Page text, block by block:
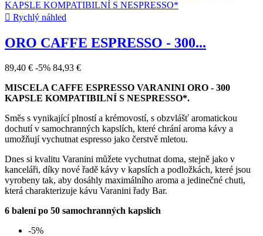
 Rychlý náhled
ORO CAFFE ESPRESSO - 300...
89,40 € -5% 84,93 €
MISCELA CAFFE ESPRESSO VARANINI ORO - 300
KAPSLE KOMPATIBILNÍ S NESPRESSO*.
Směs s vynikající plností a krémovostí, s obzvlášť aromatickou
dochutí v samochranných kapslích, které chrání aroma kávy a
umožňují vychutnat espresso jako čerstvě mletou.
Dnes si kvalitu Varanini můžete vychutnat doma, stejně jako v
kanceláři, díky nové řadě kávy v kapslích a podložkách, které jsou
vyrobeny tak, aby dosáhly maximálního aroma a jedinečné chuti,
která charakterizuje kávu Varanini řady Bar.
6 balení po 50 samochranných kapslích
-5%